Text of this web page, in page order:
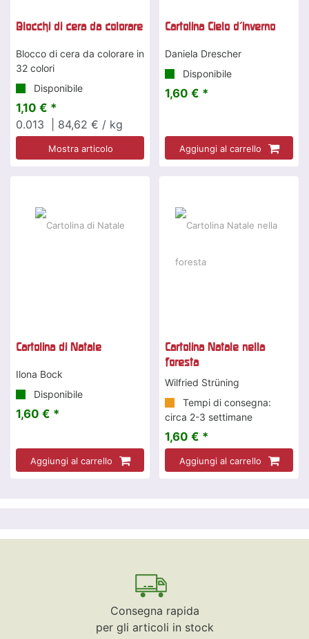
Blocchi di cera da colorare
Blocco di cera da colorare in
32 colori
Disponibile
1,10 € *
0.013
| 84,62 € / kg
Mostra articolo
Cartolina Cielo d'inverno
Daniela Drescher
Disponibile
1,60 € *
Aggiungi al carrello
Cartolina di Natale
Ilona Bock
Disponibile
1,60 € *
Aggiungi al carrello
Cartolina Natale nella
foresta
Wilfried Strüning
Tempi di consegna:
circa 2-3 settimane
1,60 € *
Aggiungi al carrello
Consegna rapida
per gli articoli in stock